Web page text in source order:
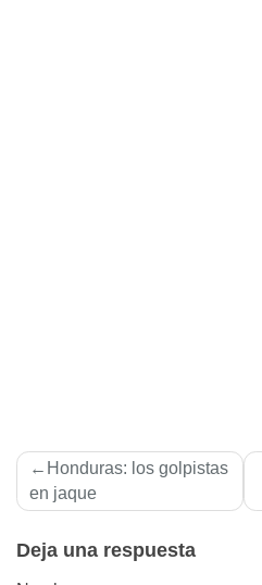
Navegación
de
Honduras: los golpistas
en jaque
Deja una respuesta